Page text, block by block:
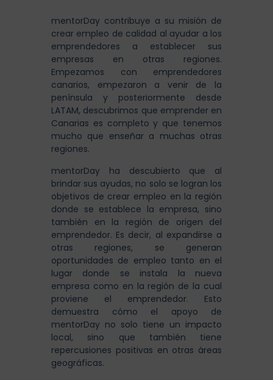
mentorDay contribuye a su misión de
crear empleo de calidad al ayudar a los
emprendedores a establecer sus
empresas en otras regiones.
Empezamos con emprendedores
canarios, empezaron a venir de la
península y posteriormente desde
LATAM, descubrimos que emprender en
Canarias es completo y que tenemos
mucho que enseñar a muchas otras
regiones.
mentorDay ha descubierto que al
brindar sus ayudas, no solo se logran los
objetivos de crear empleo en la región
donde se establece la empresa, sino
también en la región de origen del
emprendedor. Es decir, al expandirse a
otras regiones, se generan
oportunidades de empleo tanto en el
lugar donde se instala la nueva
empresa como en la región de la cual
proviene el emprendedor. Esto
demuestra cómo el apoyo de
mentorDay no solo tiene un impacto
local, sino que también tiene
repercusiones positivas en otras áreas
geográficas.